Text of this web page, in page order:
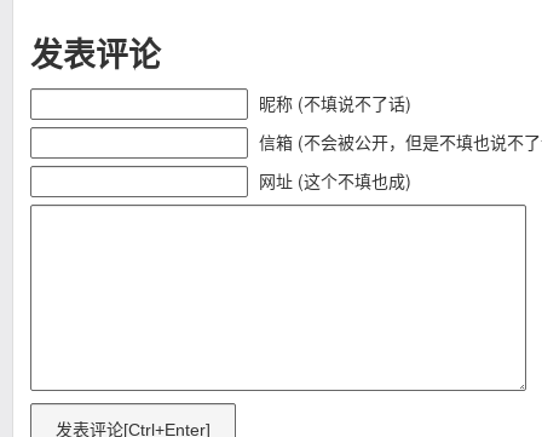
发表评论
昵称 (不填说不了话)
信箱 (不会被公开，但是不填也说不
网址 (这个不填也成)